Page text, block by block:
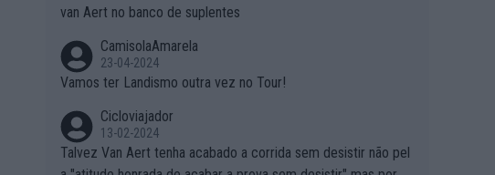
van Aert no banco de suplentes
CamisolaAmarela
23-04-2024
Vamos ter Landismo outra vez no Tour!
Cicloviajador
13-02-2024
Talvez Van Aert tenha acabado a corrida sem desistir não pel